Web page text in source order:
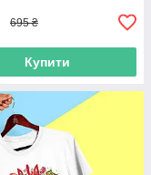
695 ₴
Купити